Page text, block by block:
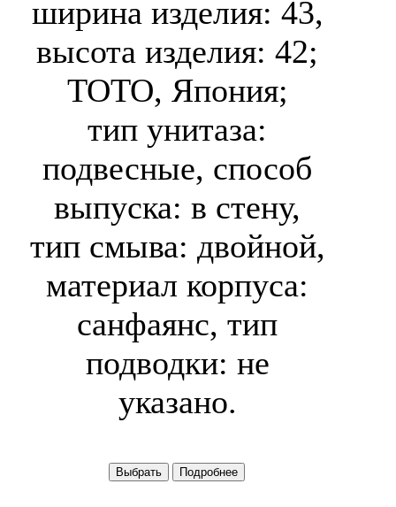
ширина изделия: 43,
высота изделия: 42;
TOTO, Япония;
тип унитаза:
подвесные, способ
выпуска: в стену,
тип смыва: двойной,
материал корпуса:
санфаянс, тип
подводки: не
указано.